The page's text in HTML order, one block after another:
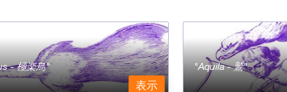
- 極楽鳥
表示
Aquila - 鷲